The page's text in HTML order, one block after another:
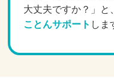
大丈夫ですか？」と
ことんサポート しま